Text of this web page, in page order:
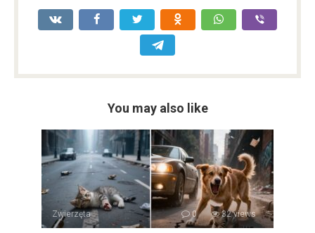
You may also like
Zwierzęta 0 32 views